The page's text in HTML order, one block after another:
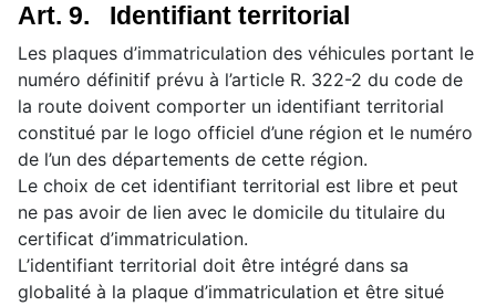
Art. 9. Identifiant territorial
Les plaques d’immatriculation des véhicules portant le
numéro définitif prévu à l’article R. 322-2 du code de
la route doivent comporter un identifiant territorial
constitué par le logo officiel d’une région et le numéro
de l’un des départements de cette région.
Le choix de cet identifiant territorial est libre et peut
ne pas avoir de lien avec le domicile du titulaire du
certificat d’immatriculation.
L’identifiant territorial doit être intégré dans sa
globalité à la plaque d’immatriculation et être situé